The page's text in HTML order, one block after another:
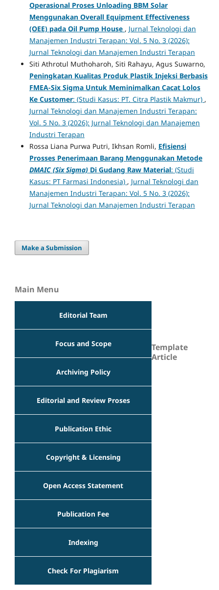
Operasional Proses Unloading BBM Solar
Menggunakan Overall Equipment Effectiveness
(OEE) pada Oil Pump House , Jurnal Teknologi dan
Manajemen Industri Terapan: Vol. 5 No. 3 (2026):
Jurnal Teknologi dan Manajemen Industri Terapan
Siti Athrotul Muthoharoh, Siti Rahayu, Agus Suwarno,
Peningkatan Kualitas Produk Plastik Injeksi Berbasis
FMEA-Six Sigma Untuk Meminimalkan Cacat Lolos
Ke Customer: (Studi Kasus: PT. Citra Plastik Makmur) ,
Jurnal Teknologi dan Manajemen Industri Terapan:
Vol. 5 No. 3 (2026): Jurnal Teknologi dan Manajemen
Industri Terapan
Rossa Liana Purwa Putri, Ikhsan Romli, Efisiensi
Prosses Penerimaan Barang Menggunakan Metode
DMAIC (Six Sigma)Di Gudang Raw Material: (Studi
Kasus: PT Farmasi Indonesia) , Jurnal Teknologi dan
Manajemen Industri Terapan: Vol. 5 No. 3 (2026):
Jurnal Teknologi dan Manajemen Industri Terapan
Make a Submission
Main Menu
Editorial Team
Focus and Scope
Archiving Policy
Editorial and Review Proses
Publication Ethic
Copyright & Licensing
Open Access Statement
Publication Fee
Indexing
Check For Plagiarism
Template
Article